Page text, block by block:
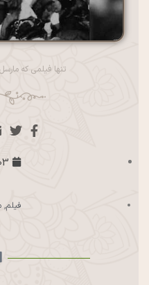
تنها فیلمی که
فیلم,